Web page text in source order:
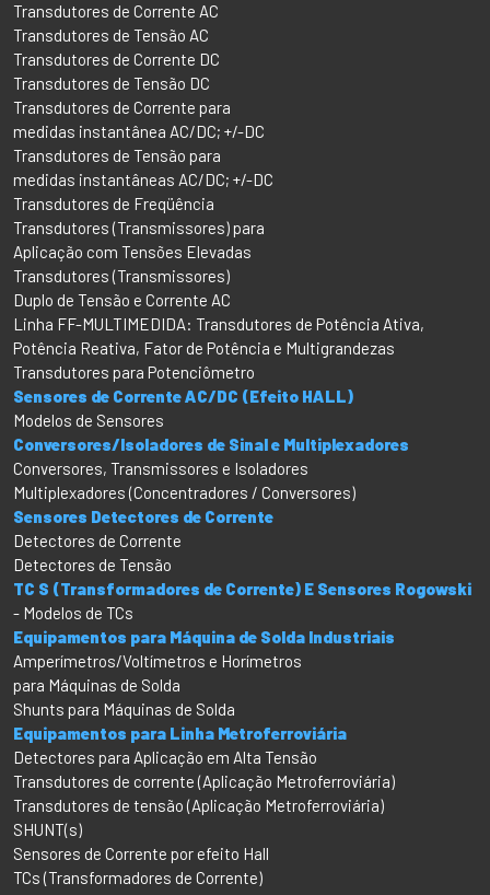
Transdutores de Corrente AC
Transdutores de Tensão AC
Transdutores de Corrente DC
Transdutores de Tensão DC
Transdutores de Corrente para
medidas instantânea AC/DC; +/-DC
Transdutores de Tensão para
medidas instantâneas AC/DC; +/-DC
Transdutores de Freqüência
Transdutores (Transmissores) para
Aplicação com Tensões Elevadas
Transdutores (Transmissores)
Duplo de Tensão e Corrente AC
Linha FF-MULTIMEDIDA: Transdutores de Potência Ativa,
Potência Reativa, Fator de Potência e Multigrandezas
Transdutores para Potenciômetro
Sensores de Corrente AC/DC (Efeito HALL)
Modelos de Sensores
Conversores/Isoladores de Sinal e Multiplexadores
Conversores, Transmissores e Isoladores
Multiplexadores (Concentradores / Conversores)
Sensores Detectores de Corrente
Detectores de Corrente
Detectores de Tensão
TC S (Transformadores de Corrente) E Sensores Rogowski
- Modelos de TCs
Equipamentos para Máquina de Solda Industriais
Amperímetros/Voltímetros e Horímetros
para Máquinas de Solda
Shunts para Máquinas de Solda
Equipamentos para Linha Metroferroviária
Detectores para Aplicação em Alta Tensão
Transdutores de corrente (Aplicação Metroferroviária)
Transdutores de tensão (Aplicação Metroferroviária)
SHUNT(s)
Sensores de Corrente por efeito Hall
TCs (Transformadores de Corrente)